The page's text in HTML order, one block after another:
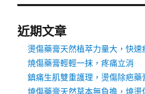
近期文章
燙傷藥膏天然植萃力量大，快速
燒傷藥膏輕輕一抹，疼痛立消
鎮痛生肌雙重護理，燙傷除疤
燒傷藥膏天然草本無負擔，燒燙